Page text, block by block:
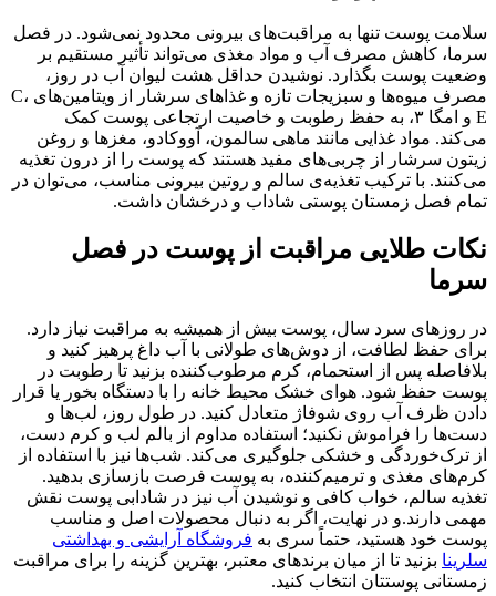
سلامت پوست تنها به مراقبت‌های بیرونی محدود نمی‌شود. در فصل
سرما، کاهش مصرف آب و مواد مغذی می‌تواند تأثیر مستقیم بر
وضعیت پوست بگذارد. نوشیدن حداقل هشت لیوان آب در روز،
مصرف میوه‌ها و سبزیجات تازه و غذاهای سرشار از ویتامین‌های C،
E و امگا ۳، به حفظ رطوبت و خاصیت ارتجاعی پوست کمک
می‌کند. مواد غذایی مانند ماهی سالمون، آووکادو، مغزها و روغن
زیتون سرشار از چربی‌های مفید هستند که پوست را از درون تغذیه
می‌کنند. با ترکیب تغذیه‌ی سالم و روتین بیرونی مناسب، می‌توان در
تمام فصل زمستان پوستی شاداب و درخشان داشت.
نکات طلایی مراقبت از پوست در فصل
سرما
در روزهای سرد سال، پوست بیش از همیشه به مراقبت نیاز دارد.
برای حفظ لطافت، از دوش‌های طولانی با آب داغ پرهیز کنید و
بلافاصله پس از استحمام، کرم مرطوب‌کننده بزنید تا رطوبت در
پوست حفظ شود. هوای خشک محیط خانه را با دستگاه بخور یا قرار
دادن ظرف آب روی شوفاژ متعادل کنید. در طول روز، لب‌ها و
دست‌ها را فراموش نکنید؛ استفاده مداوم از بالم لب و کرم دست،
از ترک‌خوردگی و خشکی جلوگیری می‌کند. شب‌ها نیز با استفاده از
کرم‌های مغذی و ترمیم‌کننده، به پوست فرصت بازسازی بدهید.
تغذیه سالم، خواب کافی و نوشیدن آب نیز در شادابی پوست نقش
مهمی دارند.و در نهایت، اگر به دنبال محصولات اصل و مناسب
پوست خود هستید، حتماً سری به فروشگاه آرایشی و بهداشتی
سلرینا بزنید تا از میان برندهای معتبر، بهترین گزینه را برای مراقبت
زمستانی پوستتان انتخاب کنید.